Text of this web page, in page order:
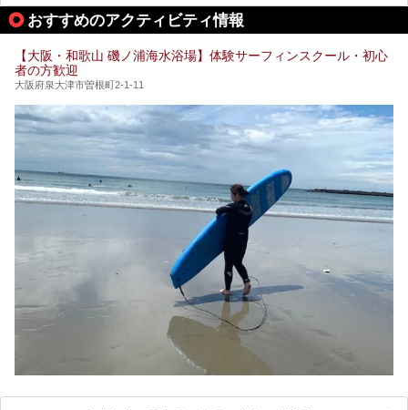
今回はそんなサウナにこだわった、大阪府内のオススメ温
泉・銭湯・スパを30件紹介したいと思います！
おすすめのアクティビティ情報
【大阪・和歌山 磯ノ浦海水浴場】体験サーフィンスクール・初心
者の方歓迎
大阪府泉大津市曽根町2-1-11